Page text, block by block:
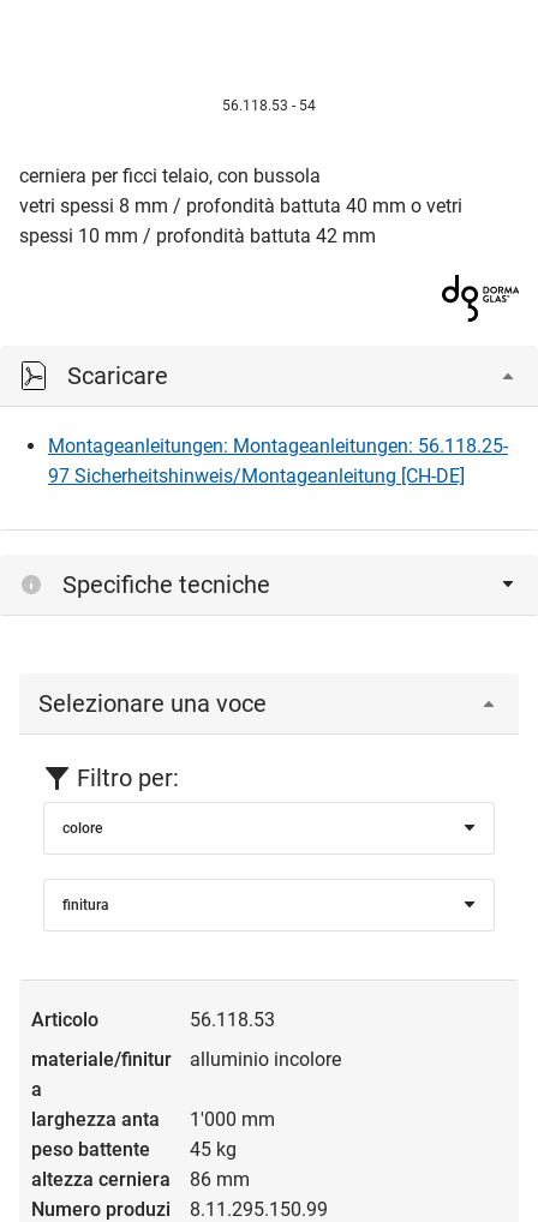
56.118.53 - 54
cerniera per ficci telaio, con bussola
vetri spessi 8 mm / profondità battuta 40 mm o vetri
spessi 10 mm / profondità battuta 42 mm
Scaricare
Montageanleitungen: Montageanleitungen: 56.118.25-
97 Sicherheitshinweis/Montageanleitung [CH-DE]
Specifiche tecniche
Selezionare una voce
Filtro per:
colore
finitura
56.118.53
alluminio incolore
1'000 mm
45 kg
86 mm
8.11.295.150.99